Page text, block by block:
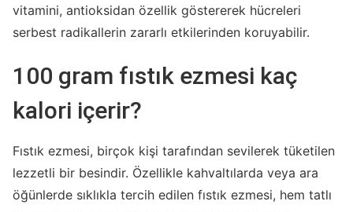
vitamini, antioksidan özellik göstererek hücreleri
serbest radikallerin zararlı etkilerinden koruyabilir.
100 gram fıstık ezmesi kaç
kalori içerir?
Fıstık ezmesi, birçok kişi tarafından sevilerek tüketilen
lezzetli bir besindir. Özellikle kahvaltılarda veya ara
öğünlerde sıklıkla tercih edilen fıstık ezmesi, hem tatlı